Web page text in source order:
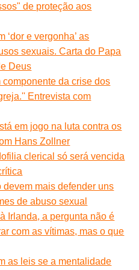
de proteção aos
‘dor e vergonha’ as
sexuais. Carta do Papa
Deus
da crise dos
Entrevista com
em jogo na luta contra os
Hans Zollner
clerical só será vencida
devem mais defender uns
de abuso sexual
Irlanda, a pergunta não é
com as vítimas, mas o que
as leis se a mentalidade